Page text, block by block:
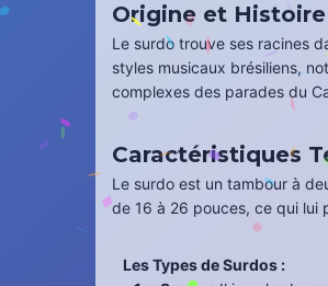
Origine et
Le surdo trouve ses racines
styles musicaux brésiliens,
complexes des parades du
Caractéristiques
Le surdo est un tambour à
de 16 à 26 pouces, ce qui lui
Les Types de Surdos :